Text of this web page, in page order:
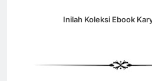
Inilah Koleksi Ebook